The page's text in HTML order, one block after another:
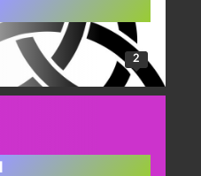
2